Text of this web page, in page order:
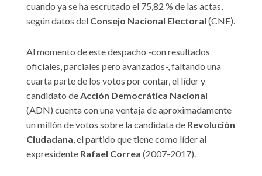
cuando ya se ha escrutado el 75,82 % de las actas,
según datos del Consejo Nacional Electoral (CNE).
Al momento de este despacho -con resultados
oficiales, parciales pero avanzados-, faltando una
cuarta parte de los votos por contar, el líder y
candidato deAcción Democrática Nacional
(ADN) cuenta con una ventaja de aproximadamente
un millón de votos sobre la candidata de Revolución
Ciudadana, el partido que tiene como líder al
expresidente Rafael Correa (2007-2017).